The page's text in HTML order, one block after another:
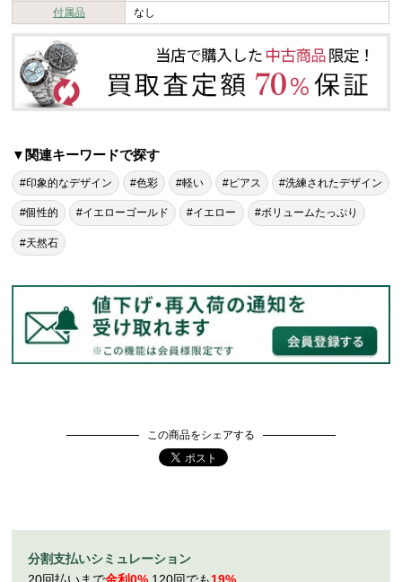
付属品
なし
▼関連キーワードで探す
#印象的なデザイン #色彩 #軽い #ピアス #洗練されたデザイン
#個性的 #イエローゴールド #イエロー #ボリュームたっぷり
#天然石
この商品をシェアする
分割支払いシミュレーション
20回払いまで金利0% 120回でも19%